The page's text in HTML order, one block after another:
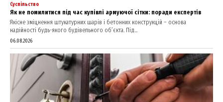
Суспільство
Як не помилитися під час купівлі армуючої сітки: поради експертів
Якісне зміцнення штукатурних шарів і бетонних конструкцій – основа
надійності будь-якого будівельного об’єкта. Під...
06.08.2026